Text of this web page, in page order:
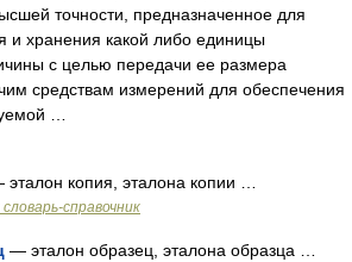
точности, предназначенное для
и хранения какой либо единицы
с целью передачи ее размера
средствам измерений для обеспечения
…
копия, эталона копии …
справочник
— эталон образец, эталона образца …